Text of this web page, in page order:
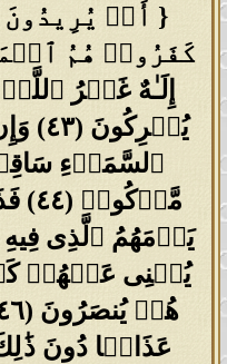
{ أَمۡ
إِلَـٰهٌ غَیۡرُ
ٱلسَّمَاۤءِ
یُغۡنِی عَنۡهُمۡ
عَذَابࣰا دُونَ ذَ